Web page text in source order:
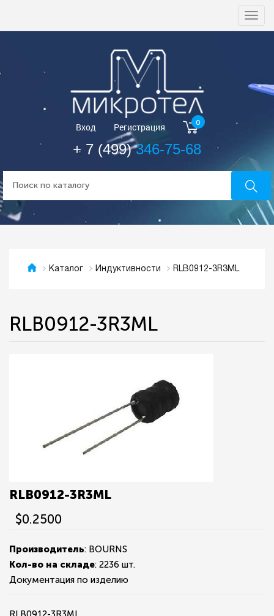
Вход Регистрация 0
+ 7 (499)346-75-68
Каталог Индуктивности RLB0912-3R3ML
RLB0912-3R3ML
RLB0912-3R3ML
$0.2500
Производитель: BOURNS
Кол-во на складе: 2236 шт.
Документация по изделию